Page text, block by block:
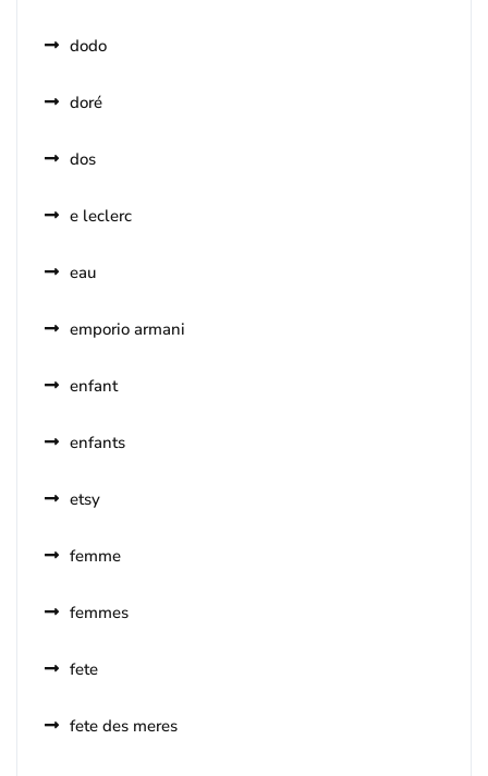
dodo
doré
dos
e leclerc
eau
emporio armani
enfant
enfants
etsy
femme
femmes
fete
fete des meres